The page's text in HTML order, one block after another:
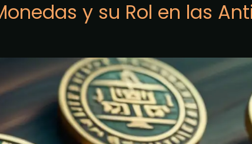
y su Rol en las